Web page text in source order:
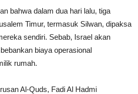
bahwa dalam dua hari lalu, tiga
Timur, termasuk Silwan, dipaksa
sendiri. Sebab, Israel akan
biaya operasional
rumah.
Al-Quds, Fadi Al Hadmi